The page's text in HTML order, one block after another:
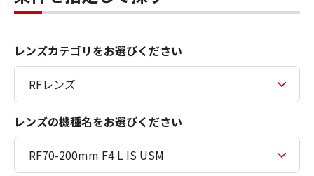
レンズカテゴリをお選びください
レンズの機種名をお選びください